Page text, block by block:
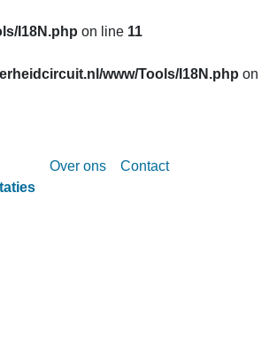
I18N.php on line 11
www/Tools/I18N.php on
Over ons Contact